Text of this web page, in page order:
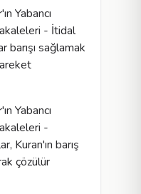
Yabancı
- İtidal
barışı sağlamak
Yabancı
-
Kuran'ın barış
çözülür